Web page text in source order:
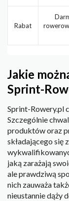
Rabat
Jakie
Sprint-
Sprint-Rowery.pl
Szczególnie
produktów oraz
składającego się
jaką zarażają
ale prawdziwą
nich zauważa
nieustannie dąży